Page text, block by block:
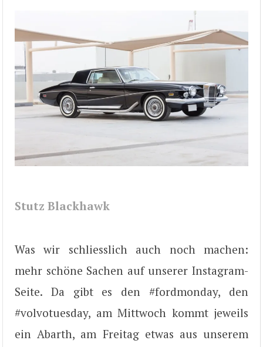
Stutz Blackhawk
Was wir schliesslich auch noch machen:
mehr schöne Sachen auf unserer Instagram-
Seite. Da gibt es den #fordmonday, den
#volvotuesday, am Mittwoch kommt jeweils
ein Abarth, am Freitag etwas aus unserem